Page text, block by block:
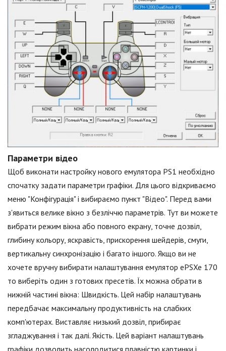
Параметри відео
Щоб виконати настройку нового емулятора PS1 необхідно
спочатку задати параметри графіки. Для цього відкриваємо
меню "Конфігурація" і вибираємо пункт "Відео". Перед вами
з'явиться велике вікно з безліччю параметрів. Тут ви можете
вибрати режим вікна або повного екрану, точне дозвіл,
глибину кольору, яскравість, прискорення шейдерів, смуги,
вертикальну синхронізацію і багато іншого. Якщо ви не
хочете вручну вибирати налаштування емулятор ePSXe 170
то виберіть один з готових пресетів. Їх можна обрати в
нижній частині вікна: Швидкість. Цей набір налаштувань
передбачає максимальну продуктивність на слабких
комп'ютерах. Виставляє низький дозвіл, прибирає
згладжування і так далі. Якість. Цей варіант налаштувань